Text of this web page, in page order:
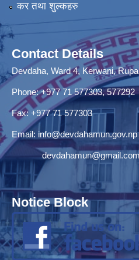
कर तथा शुल्कहरु
Contact Details
Devdaha, Ward 4, Kerwani,
Phone: +977 71 577303, 577292
Fax: +977 71 577303
Email: info@devdahamun.gov.np
Notice Block